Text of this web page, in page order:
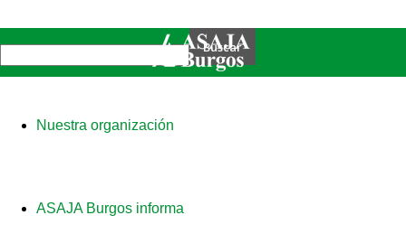
Nuestra organización
ASAJA Burgos informa